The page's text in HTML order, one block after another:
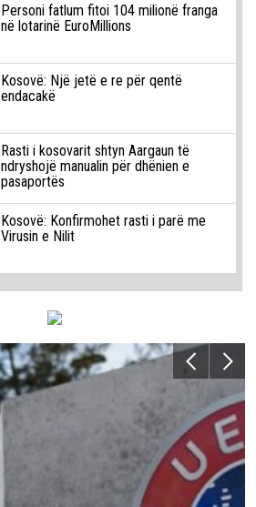
Personi fatlum fitoi 104 milionë franga
në lotarinë EuroMillions
Kosovë: Një jetë e re për qentë
endacakë
Rasti i kosovarit shtyn Aargaun të
ndryshojë manualin për dhënien e
pasaportës
Kosovë: Konfirmohet rasti i parë me
Virusin e Nilit